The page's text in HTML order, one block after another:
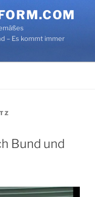
– Es kommt immer
Bund und